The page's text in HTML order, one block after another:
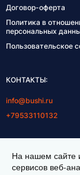
Договор-оферта
Политика в
персональных
Пользовательское
КОНТАКТЫ:
info@bushi.ru
+79533110132
пн-пт 10:00-19:00
На нашем сайте
сервисов веб-